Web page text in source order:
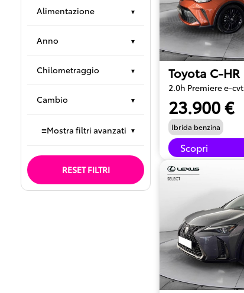
Alimentazione ▾
Anno ▾
Chilometraggio ▾
Cambio ▾
≡Mostra filtri avanzati ▾
RESET FILTRI
Toyota C-HR
2.0h Premiere e-cvt
23.900 €
Ibrida benzina
Scopri